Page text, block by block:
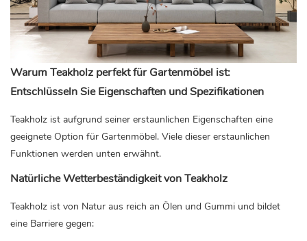
Warum Teakholz perfekt für Gartenmöbel ist:
Entschlüsseln Sie Eigenschaften und Spezifikationen
Teakholz ist aufgrund seiner erstaunlichen Eigenschaften eine
geeignete Option für Gartenmöbel. Viele dieser erstaunlichen
Funktionen werden unten erwähnt.
Natürliche Wetterbeständigkeit von Teakholz
Teakholz ist von Natur aus reich an Ölen und Gummi und bildet
eine Barriere gegen: